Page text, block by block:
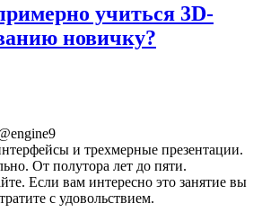
учиться 3D-
новичку?
и трехмерные презентации.
От полутора лет до пяти.
Если вам интересно это занятие вы
с удовольствием.